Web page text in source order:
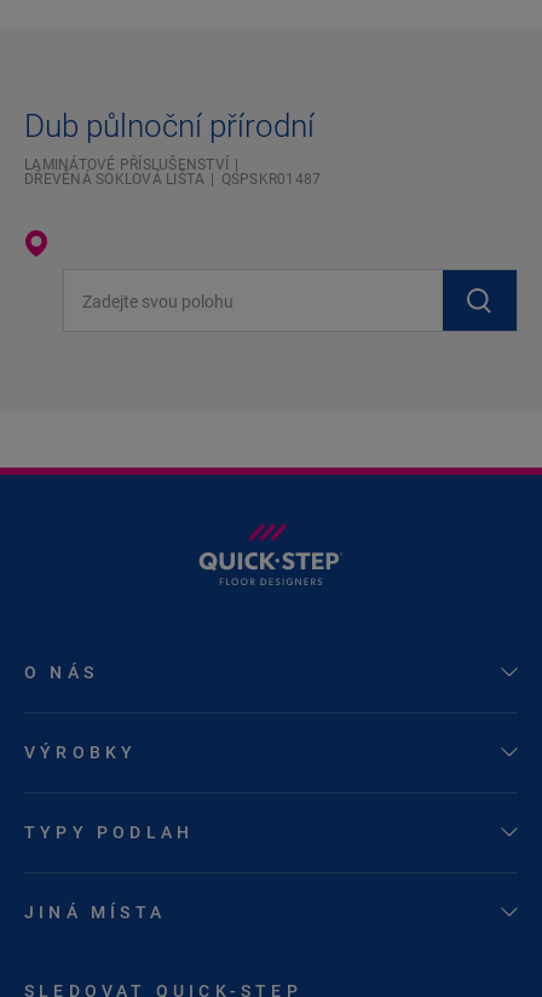
Dub půlnoční přírodní
LAMINÁTOVÉ PŘÍSLUŠENSTVÍ
DŘEVĚNÁ SOKLOVÁ LIŠTA
QSPSKR01487
O NÁS
VÝROBKY
TYPY PODLAH
JINÁ MÍSTA
SLEDOVAT QUICK-STEP